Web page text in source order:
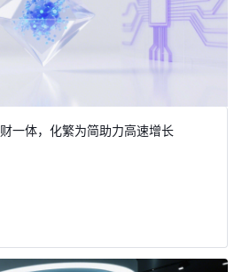
一体，化繁为简助力高速增长